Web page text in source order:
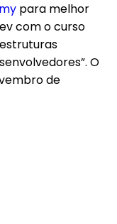
para melhor
com o curso
O
de